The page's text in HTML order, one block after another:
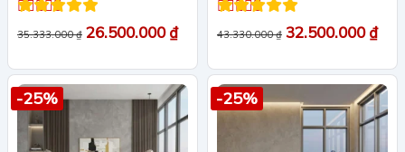
hạng55 sao
35.333.000₫ 26.500.000₫
hạng55 sao
43.330.000₫ 32.500.000₫
-25% -25%